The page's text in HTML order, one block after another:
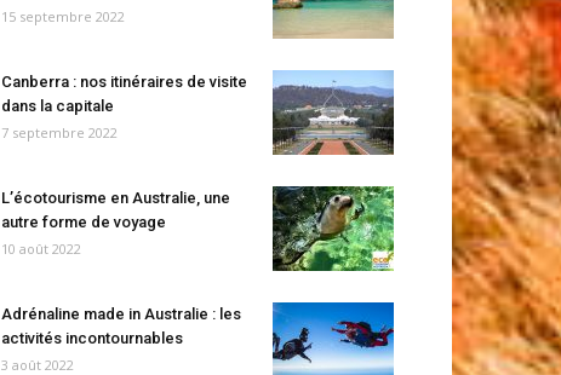
15 septembre 2022
Canberra : nos itinéraires de visite
dans la capitale
7 septembre 2022
L’écotourisme en Australie, une
autre forme de voyage
10 août 2022
Adrénaline made in Australie : les
activités incontournables
3 août 2022